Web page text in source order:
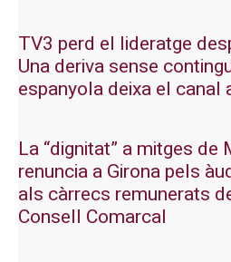
TV3 perd el lideratge
Una deriva sense
espanyola deixa el canal
La “dignitat” a mitges de
renuncia a Girona pels
als càrrecs remunerats
Consell Comarcal